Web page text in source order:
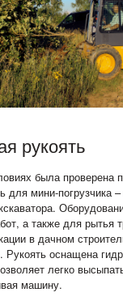
рукоять
была проверена
для мини-погрузчика
а также для рытья
в дачном
Рукоять оснащена
легко
машину.